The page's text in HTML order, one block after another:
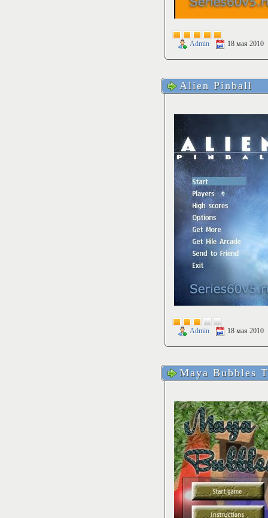
Admin 18 мая 2010
Alien Pinball
Admin 18 мая 2010
Maya Bubbles